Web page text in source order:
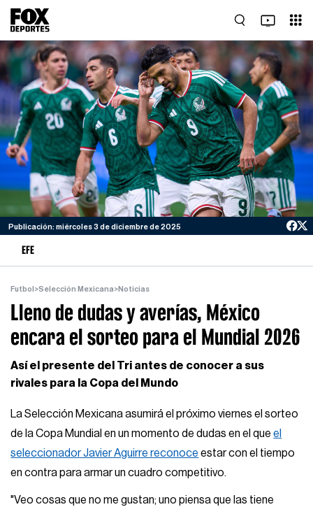
Publicación: miércoles 3 de diciembre de 2025
EFE
Futbol >Selección Mexicana>Noticias
Lleno de dudas y averías, México
encara el sorteo para el Mundial 2026
Así el presente del Tri antes de conocer a sus
rivales para la Copa del Mundo
La Selección Mexicana asumirá el próximo viernes el sorteo
de la Copa Mundial en un momento de dudas en el queel
seleccionador Javier Aguirre reconoce estar con el tiempo
en contra para armar un cuadro competitivo.
"Veo cosas que no me gustan; uno piensa que las tiene